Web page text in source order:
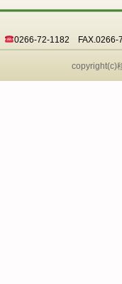
0266-72-1182 FAX.0266-
copyright(c)